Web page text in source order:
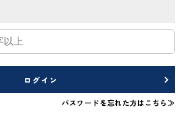
ログイン
パスワードを忘れた方はこちら≫